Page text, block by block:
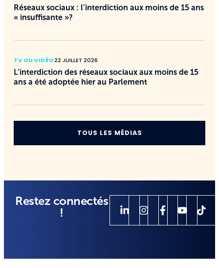
Réseaux sociaux : l’interdiction aux moins de 15 ans
« insuffisante »?
TV OU VIDÉO22 JUILLET 2026
L’interdiction des réseaux sociaux aux moins de 15
ans a été adoptée hier au Parlement
TOUS LES MÉDIAS
Restez connectés
!